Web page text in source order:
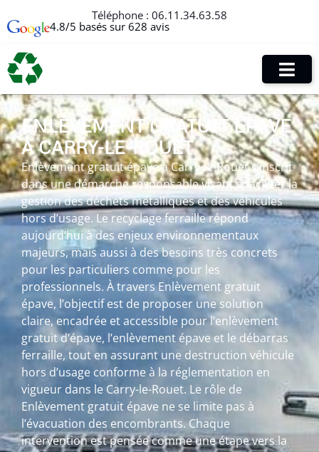
Téléphone : 06.11.34.63.58
4.8/5 basés sur 628 avis
ENLÈVEMENT GRATUIT ÉPAVE
À CARRY-LE-ROUET
Enlèvement gratuit épave à Carry-le-Rouet s’inscrit
dans une démarche responsable visant à faciliter la
gestion des déchets métalliques et des véhicules
hors d’usage. Le recyclage ferraille répond
aujourd’hui à des enjeux environnementaux
majeurs, mais aussi à des besoins très concrets
pour les particuliers comme pour les
professionnels. À travers Enlèvement gratuit
épave, l’objectif est de proposer une solution
claire, encadrée et accessible pour l’enlèvement
gratuit d’épave, l’enlèvement épave et le débarras
ferraille, tout en assurant une destruction véhicule
hors d’usage conforme à la réglementation en
vigueur dans le Carry-le-Rouet. Le rôle de
Enlèvement gratuit épave ne se limite pas à
l’évacuation des encombrants. Chaque
intervention est pensée comme une étape vers la